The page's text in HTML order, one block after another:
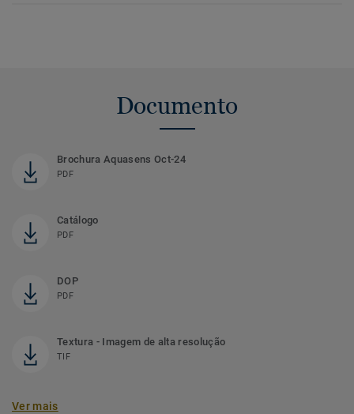
Documento
Brochura Aquasens Oct-24
PDF
Catálogo
PDF
DOP
PDF
Textura - Imagem de alta resolução
TIF
Ver mais